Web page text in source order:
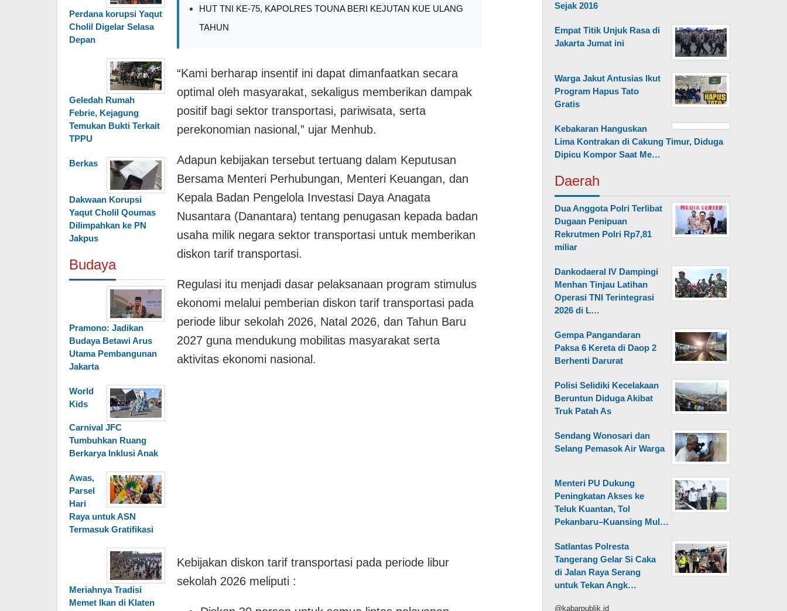
Perdana korupsi Yaqut
Cholil Digelar Selasa
Depan
Geledah Rumah
Febrie, Kejagung
Temukan Bukti Terkait
TPPU
Berkas
Dakwaan Korupsi
Yaqut Cholil Qoumas
Dilimpahkan ke PN
Jakpus
Budaya
Pramono: Jadikan
Budaya Betawi Arus
Utama Pembangunan
Jakarta
World
Kids
Carnival JFC
Tumbuhkan Ruang
Berkarya Inklusi Anak
Awas,
Parsel
Hari
Raya untuk ASN
Termasuk Gratifikasi
Meriahnya Tradisi
Memet Ikan di Klaten
HUT TNI KE-75, KAPOLRES TOUNA BERI KEJUTAN KUE ULANG
TAHUN
“Kami berharap insentif ini dapat dimanfaatkan secara
optimal oleh masyarakat, sekaligus memberikan dampak
positif bagi sektor transportasi, pariwisata, serta
perekonomian nasional,” ujar Menhub.
Adapun kebijakan tersebut tertuang dalam Keputusan
Bersama Menteri Perhubungan, Menteri Keuangan, dan
Kepala Badan Pengelola Investasi Daya Anagata
Nusantara (Danantara) tentang penugasan kepada badan
usaha milik negara sektor transportasi untuk memberikan
diskon tarif transportasi.
Regulasi itu menjadi dasar pelaksanaan program stimulus
ekonomi melalui pemberian diskon tarif transportasi pada
periode libur sekolah 2026, Natal 2026, dan Tahun Baru
2027 guna mendukung mobilitas masyarakat serta
aktivitas ekonomi nasional.
Kebijakan diskon tarif transportasi pada periode libur
sekolah 2026 meliputi :
Sejak 2016
Empat Titik Unjuk Rasa di
Jakarta Jumat ini
Warga Jakut Antusias Ikut
Program Hapus Tato
Gratis
Kebakaran Hanguskan
Lima Kontrakan di Cakung Timur, Diduga
Dipicu Kompor Saat Me…
Daerah
Dua Anggota Polri Terlibat
Dugaan Penipuan
Rekrutmen Polri Rp7,81
miliar
Dankodaeral IV Dampingi
Menhan Tinjau Latihan
Operasi TNI Terintegrasi
2026 di L…
Gempa Pangandaran
Paksa 6 Kereta di Daop 2
Berhenti Darurat
Polisi Selidiki Kecelakaan
Beruntun Diduga Akibat
Truk Patah As
Sendang Wonosari dan
Selang Pemasok Air Warga
Menteri PU Dukung
Peningkatan Akses ke
Teluk Kuantan, Tol
Pekanbaru–Kuansing Mul…
Satlantas Polresta
Tangerang Gelar Si Caka
di Jalan Raya Serang
untuk Tekan Angk…
@kabarpublik.id